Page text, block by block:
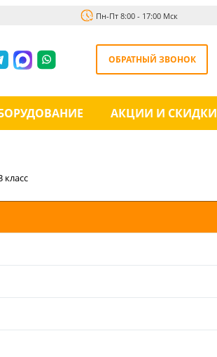
Пн-Пт 8:00 - 17:00 Мск
ОБРАТНЫЙ ЗВОНОК
АКЦИИ И СКИДКИ